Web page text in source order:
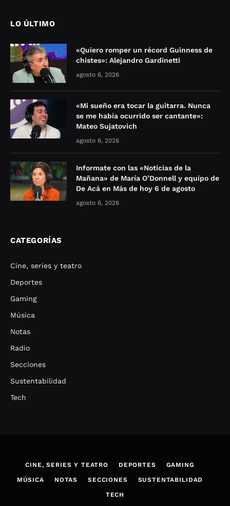
LO ÚLTIMO
«Quiero romper un récord Guinness de
chistes»: Alejandro Gardinetti
agosto 6, 2026
«Mi sueño era tocar la guitarra. Nunca
se me había ocurrido ser cantante»:
Mateo Sujatovich
agosto 6, 2026
Informate con las «Noticias de la
Mañana» de María O’Donnell y equipo de
De Acá en Más de hoy 6 de agosto
agosto 6, 2026
CATEGORÍAS
Cine, series y teatro
Deportes
Gaming
Música
Notas
Radio
Secciones
Sustentabilidad
Tech
CINE, SERIES Y TEATRO DEPORTES GAMING
MÚSICA NOTAS SECCIONES SUSTENTABILIDAD
TECH